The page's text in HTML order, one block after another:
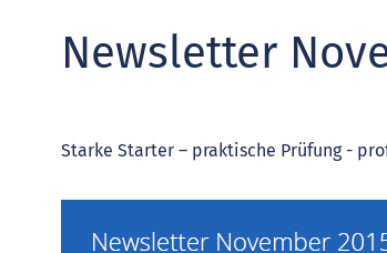
Newsletter
Starke Starter – praktische Prüfung -